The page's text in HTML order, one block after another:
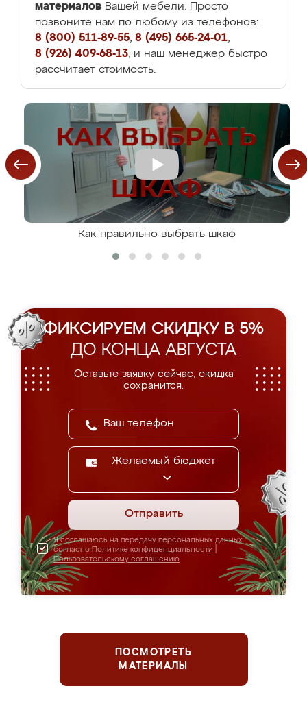
материалов Вашей мебели. Просто
позвоните нам по любому из телефонов:
8 (800) 511-89-55, 8 (495) 665-24-01,
8 (926) 409-68-13, и наш менеджер быстро
рассчитает стоимость.
Как правильно выбрать шкаф
ФИКСИРУЕМ СКИДКУ В 5%
ДО КОНЦА АВГУСТА
Оставьте заявку сейчас, скидка
сохранится.
Желаемый бюджет
Отправить
Я соглашаюсь на передачу персональных данных
согласно Политике конфиденциальности
Пользовательскому соглашению
ПОСМОТРЕТЬ
МАТЕРИАЛЫ